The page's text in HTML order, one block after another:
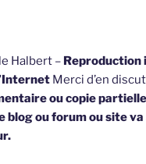
Halbert –
Merci d’en
ou copie
ou forum ou site va